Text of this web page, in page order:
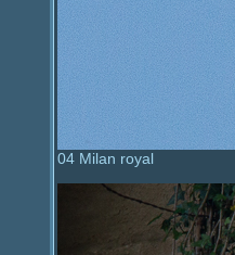
04 Milan royal